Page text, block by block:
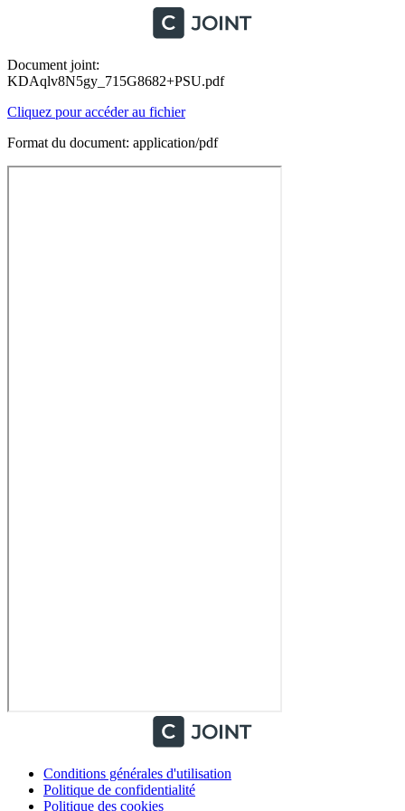
Document joint:
KDAqlv8N5gy_715G8682+PSU.pdf
Cliquez pour accéder au fichier
Format du document: application/pdf
Conditions générales d'utilisation
Politique de confidentialité
Politique des cookies